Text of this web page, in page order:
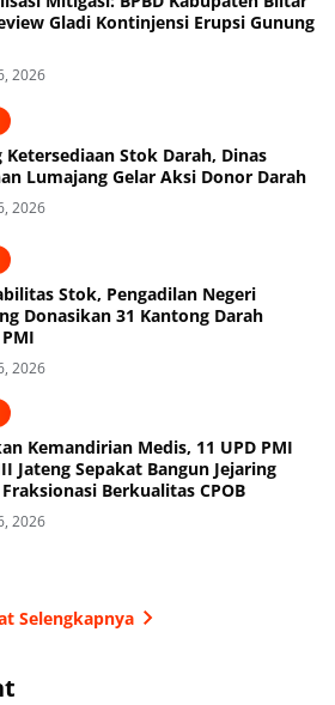
Gladi Kontinjensi Erupsi Gunung
2026
Ketersediaan Stok Darah, Dinas
Lumajang Gelar Aksi Donor Darah
2026
Stok, Pengadilan Negeri
Donasikan 31 Kantong Darah
2026
Kemandirian Medis, 11 UPD PMI
Jateng Sepakat Bangun Jejaring
Berkualitas CPOB
2026
Selengkapnya